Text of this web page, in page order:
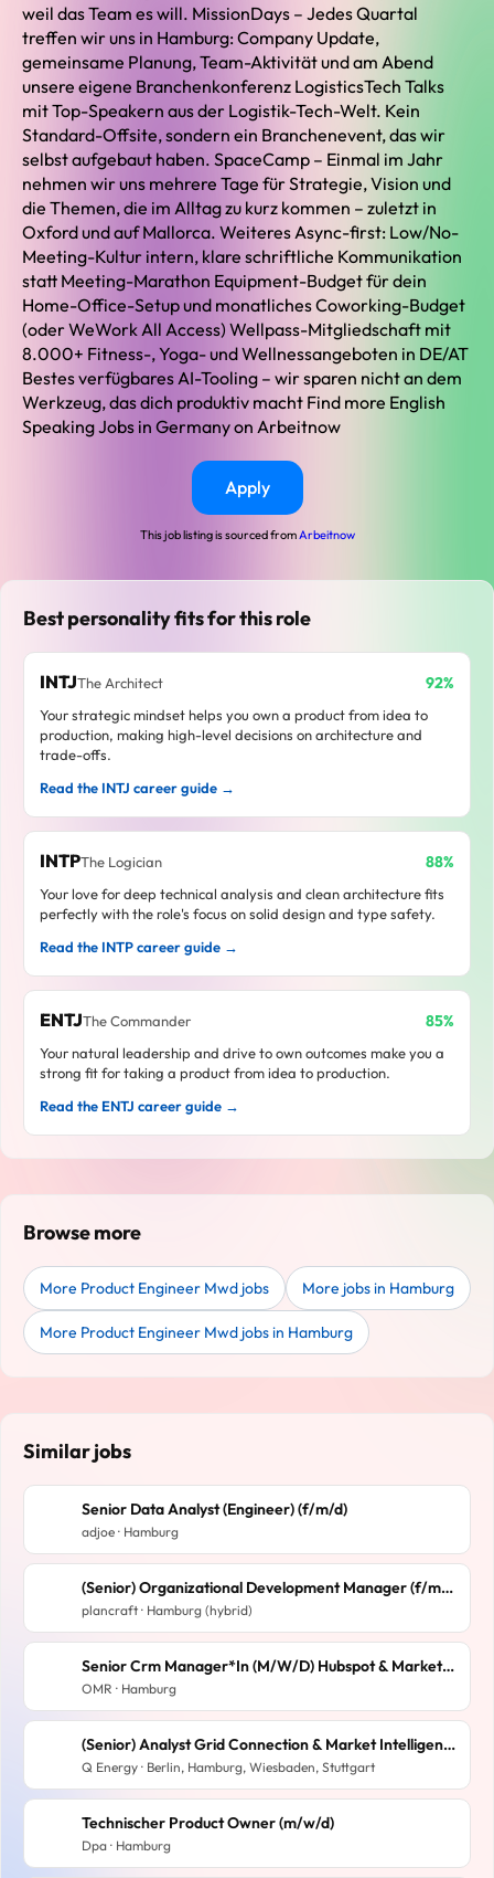
Apply
This job listing is sourced fromArbeitnow
Best personality fits for this role
INTJThe Architect 92%
Your strategic mindset helps you own a product from idea to
production, making high-level decisions on architecture and
trade-offs.
Read the INTJ career guide →
INTPThe Logician 88%
Your love for deep technical analysis and clean architecture fits
perfectly with the role's focus on solid design and type safety.
Read the INTP career guide →
ENTJThe Commander 85%
Your natural leadership and drive to own outcomes make you a
strong fit for taking a product from idea to production.
Read the ENTJ career guide →
Browse more
More Product Engineer Mwd jobs More jobs in Hamburg
More Product Engineer Mwd jobs in Hamburg
Similar jobs
Senior Data Analyst (Engineer) (f/m/d)
adjoe · Hamburg
(Senior) Organizational Development Manager (f/m/d)
plancraft · Hamburg (hybrid)
Senior Crm Manager*In (M/W/D) Hubspot & Marketing Automation
OMR · Hamburg
(Senior) Analyst Grid Connection & Market Intelligence
Q Energy · Berlin, Hamburg, Wiesbaden, Stuttgart
Technischer Product Owner (m/w/d)
Dpa · Hamburg